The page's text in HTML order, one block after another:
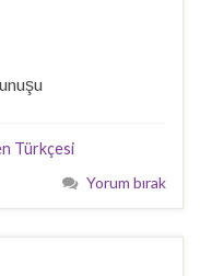
Türkçesi
Yorum bırak